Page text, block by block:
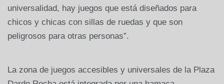
universalidad, hay juegos que está diseñados para
chicos y chicas con sillas de ruedas y que son
peligrosos para otras personas”.
La zona de juegos accesibles y universales de la Plaza